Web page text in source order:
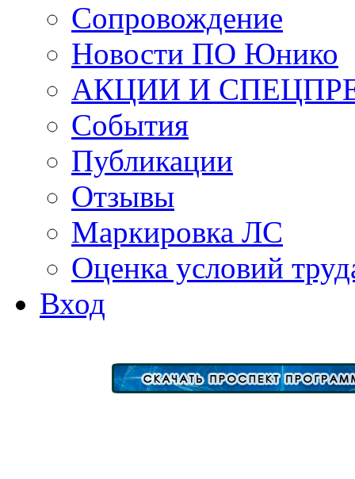
Сопровождение
Новости ПО Юнико
АКЦИИ И
События
Публикации
Отзывы
Маркировка ЛС
Оценка условий
Вход